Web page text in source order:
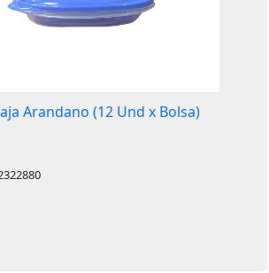
Arandano (12 Und x Bolsa)